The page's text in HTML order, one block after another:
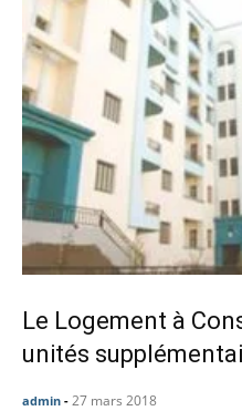
Le Logement à
unités
admin - 27 mars 2018